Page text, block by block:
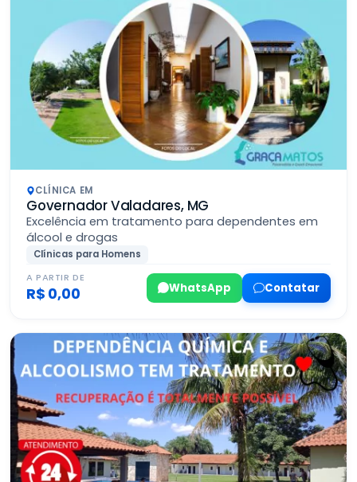
CLÍNICA EM
Governador Valadares, MG
Excelência em tratamento para dependentes em
álcool e drogas
Clínicas para Homens
A PARTIR DE
R$ 0,00 WhatsApp Contatar